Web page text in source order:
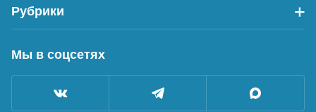
Рубрики
Мы в соцсетях